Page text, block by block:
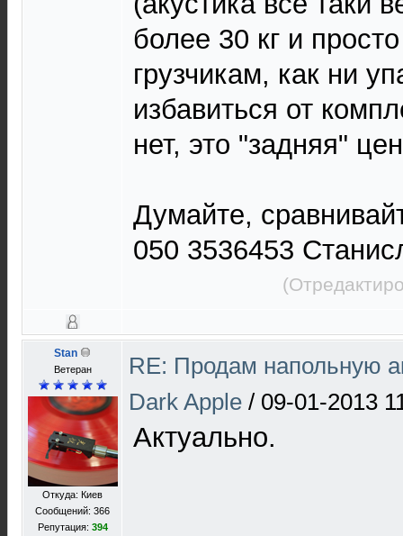
более 30 кг и
грузчикам, как ни
избавиться от
нет, это "задняя"
Думайте,
050 3536453
Stan
Ветеран
Откуда: Киев
Сообщений: 366
Репутация: 394
RE: Продам напольную
Dark Apple / 09-01-2013
Актуально.